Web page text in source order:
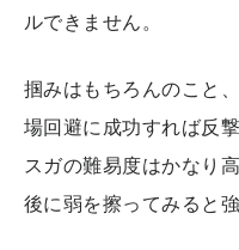
ルできません。
掴みはもちろんのこと
場回避に成功すれば反
スガの難易度はかなり
後に弱を擦ってみると